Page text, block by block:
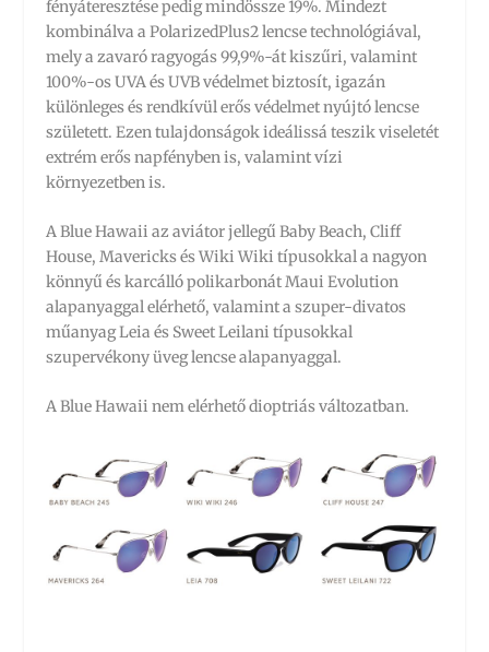
fényáteresztése pedig mindössze 19%. Mindezt
kombinálva a PolarizedPlus2 lencse technológiával,
mely a zavaró ragyogás 99,9%-át kiszűri, valamint
100%-os UVA és UVB védelmet biztosít, igazán
különleges és rendkívül erős védelmet nyújtó lencse
született. Ezen tulajdonságok ideálissá teszik viseletét
extrém erős napfényben is, valamint vízi
környezetben is.
A Blue Hawaii az aviátor jellegű Baby Beach, Cliff
House, Mavericks és Wiki Wiki típusokkal a nagyon
könnyű és karcálló polikarbonát Maui Evolution
alapanyaggal elérhető, valamint a szuper-divatos
műanyag Leia és Sweet Leilani típusokkal
szupervékony üveg lencse alapanyaggal.
A Blue Hawaii nem elérhető dioptriás változatban.